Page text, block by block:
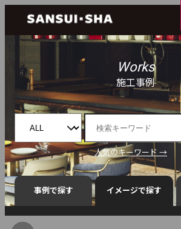
Works
施工事例
人気のキーワード →
事例で探す イメージで探す